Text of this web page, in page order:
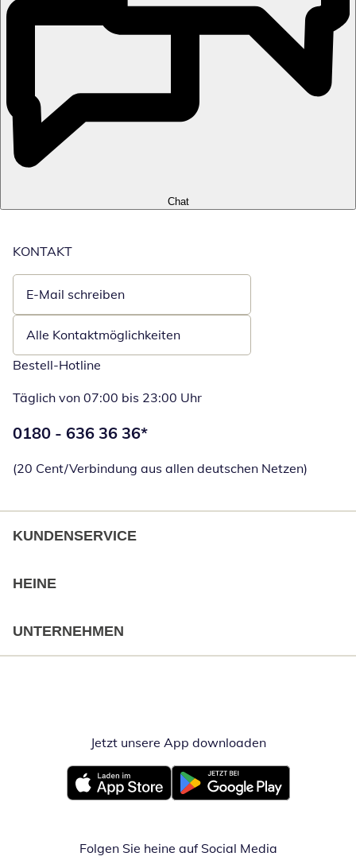
Chat
KONTAKT
E-Mail schreiben
Öffnet E-Mail-Client
Alle Kontaktmöglichkeiten
Bestell-Hotline
Täglich von 07:00 bis 23:00 Uhr
Telefonnummer:
0180 - 636 36 36*
(20 Cent/Verbindung aus allen deutschen Netzen)
KUNDENSERVICE
HEINE
UNTERNEHMEN
Jetzt unsere App downloadenÖffnet in
Öffnet in neuem FensterÖffnet in neuem Fenster
Folgen Sie heine auf Social Media